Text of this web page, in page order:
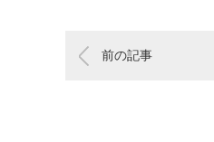
前の記事